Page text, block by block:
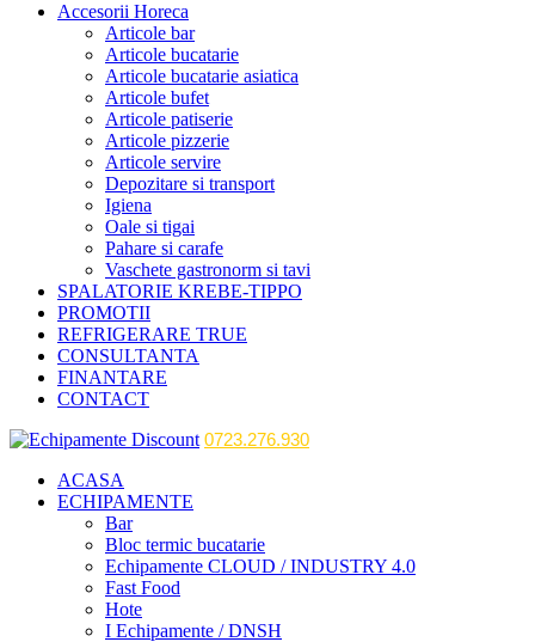
Accesorii Horeca
Articole bar
Articole bucatarie
Articole bucatarie asiatica
Articole bufet
Articole patiserie
Articole pizzerie
Articole servire
Depozitare si transport
Igiena
Oale si tigai
Pahare si carafe
Vaschete gastronorm si tavi
SPALATORIE KREBE-TIPPO
PROMOTII
REFRIGERARE TRUE
CONSULTANTA
FINANTARE
CONTACT
0723.276.930
ACASA
ECHIPAMENTE
Bar
Bloc termic bucatarie
Echipamente CLOUD / INDUSTRY 4.0
Fast Food
Hote
I Echipamente / DNSH